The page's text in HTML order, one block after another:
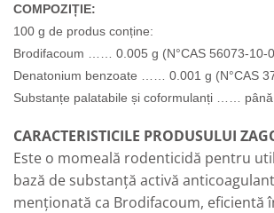
COMPOZIȚIE:
100 g de produs conține:
Brodifacoum …… 0.005 g (N°CAS 56073-10-
Denatonium benzoate …… 0.001 g (N°CAS
Substanțe palatabile și coformulanți ……
CARACTERISTICILE PRODUSULUI
Este o momeală rodenticidă pentru
bază de substanță activă
menționată ca Brodifacoum, eficientă